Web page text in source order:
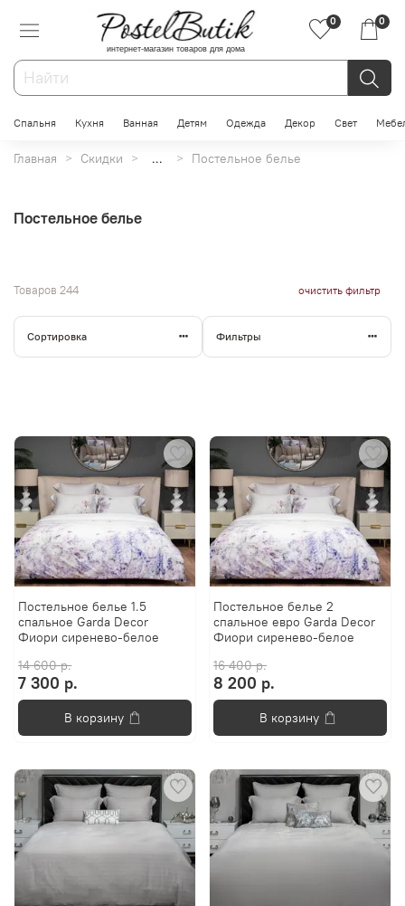
интернет-магазин товаров для дома
0 0
Спальня Кухня Ванная Детям Одежда Декор Свет
Главная Скидки ... Постельное белье
Постельное белье
Товаров 244 очистить фильтр
Сортировка Фильтры
Постельное белье 1.5
спальное Garda Decor
Фиори сиренево-белое
14 600 р.
7 300 р.
В корзину
Постельное белье 2
спальное евро Garda Decor
Фиори сиренево-белое
16 400 р.
8 200 р.
В корзину